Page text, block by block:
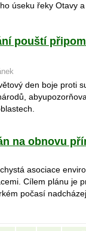
úseku řeky Otavy
pouští
den boje proti
na obnovu
asociace
Cílem plánu je
počasí